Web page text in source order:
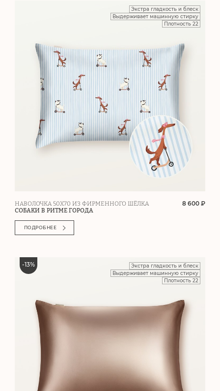
Экстра гладкость и блеск
Выдерживает машинную стирку
Плотность 22
НАВОЛОЧКА 50Х70 ИЗ ФИРМЕННОГО ШЁЛКА
СОБАКИ В РИТМЕ ГОРОДА
8 600 ₽
ПОДРОБНЕЕ
-13%
Экстра гладкость и блеск
Выдерживает машинную стирку
Плотность 22